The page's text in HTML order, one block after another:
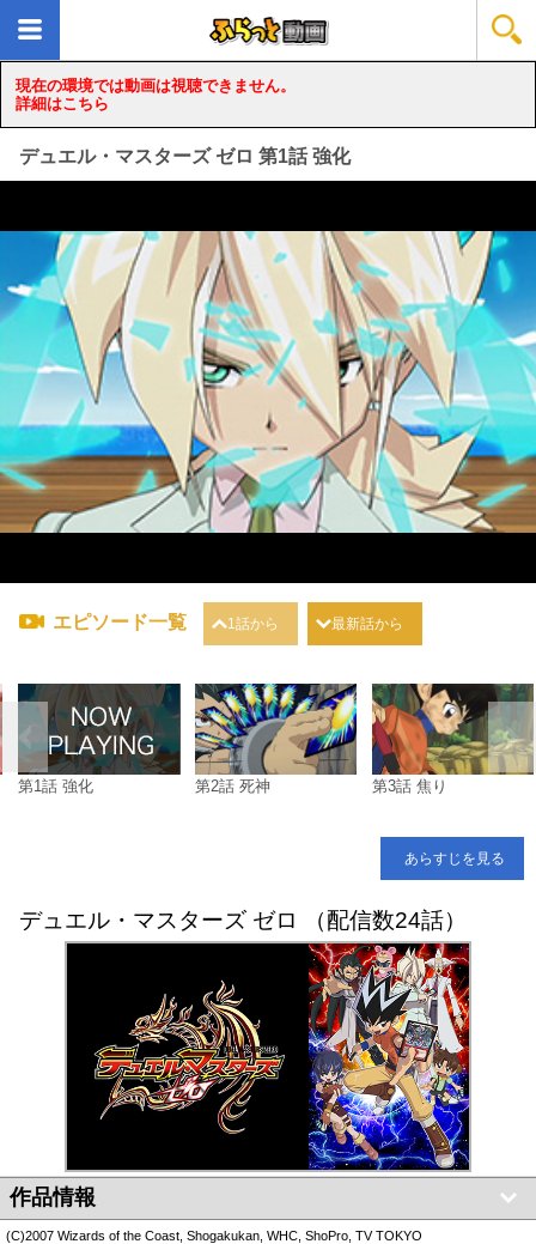
現在の環境では動画は視聴できません。
詳細はこちら
デュエル・マスターズ ゼロ 第1話 強化
loading...
エピソード一覧 1話から 最新話から
第1話 強化 第2話 死神 第3話 焦り
あらすじを見る
デュエル・マスターズ ゼロ （配信数24話）
作品情報
(C)2007 Wizards of the Coast, Shogakukan, WHC, ShoPro, TV TOKYO